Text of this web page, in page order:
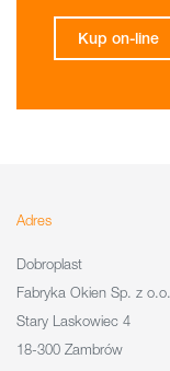
Kup on-line
Adres
Dobroplast
Fabryka Okien Sp. z o.o.
Stary Laskowiec 4
18-300 Zambrów